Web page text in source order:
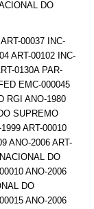
DO
00037 INC-
ART-00102 INC-
0130A PAR-
EMC-000045
RGI ANO-1980
SUPREMO
ART-00010
ANO-2006 ART-
DO
ANO-2006
DO
ANO-2006